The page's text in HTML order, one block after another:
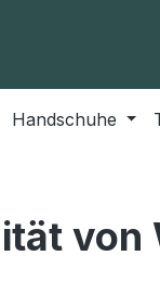
Handschuhe
von